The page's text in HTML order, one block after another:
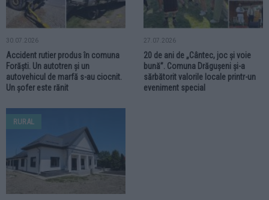
30.07.2026
Accident rutier produs în comuna
Forăști. Un autotren și un
autovehicul de marfă s-au ciocnit.
Un șofer este rănit
27.07.2026
20 de ani de „Cântec, joc și voie
bună”. Comuna Drăgușeni și-a
sărbătorit valorile locale printr-un
eveniment special
RURAL